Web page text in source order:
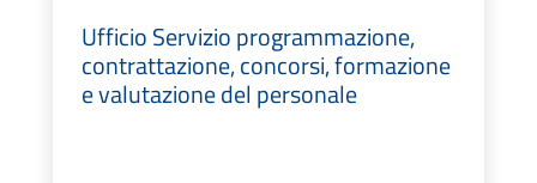
Ufficio Servizio programmazione,
contrattazione, concorsi, formazione
e valutazione del personale